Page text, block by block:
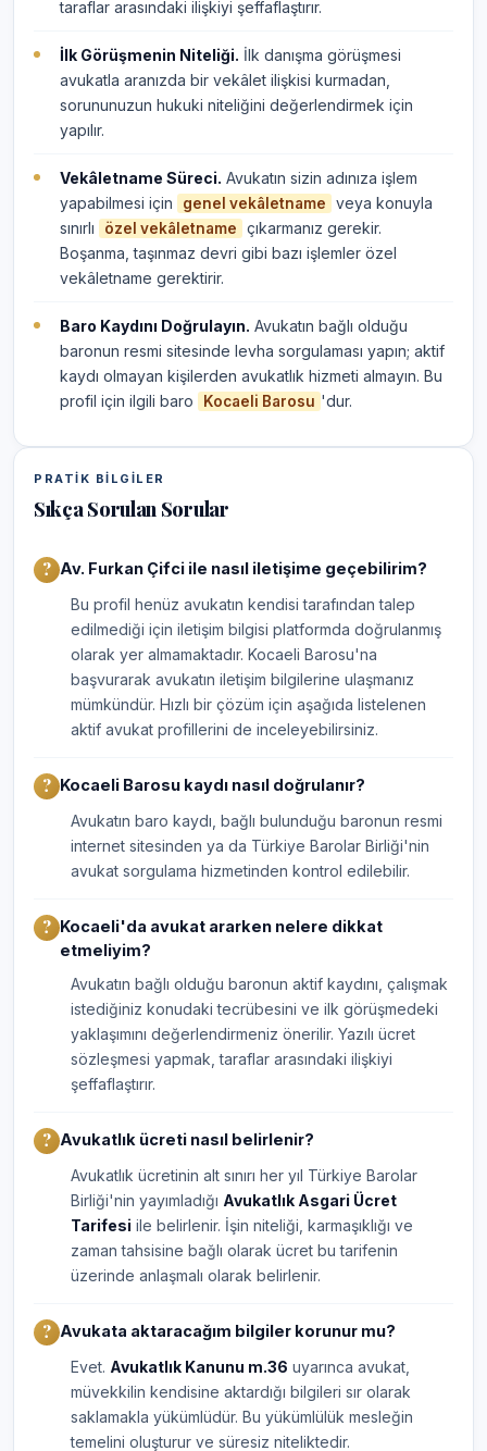
taraflar arasındaki ilişkiyi şeffaflaştırır.
İlk Görüşmenin Niteliği. İlk danışma görüşmesi
avukatla aranızda bir vekâlet ilişkisi kurmadan,
sorununuzun hukuki niteliğini değerlendirmek için
yapılır.
Vekâletname Süreci. Avukatın sizin adınıza işlem
yapabilmesi için
genel vekâletname
veya konuyla
sınırlı
özel vekâletname
çıkarmanız gerekir.
Boşanma, taşınmaz devri gibi bazı işlemler özel
vekâletname gerektirir.
Baro Kaydını Doğrulayın. Avukatın bağlı olduğu
baronun resmi sitesinde levha sorgulaması yapın; aktif
kaydı olmayan kişilerden avukatlık hizmeti almayın. Bu
profil için ilgili baro
Kocaeli Barosu 'dur.
PRATIK BILGILER
Sıkça Sorulan Sorular
Av. Furkan Çifci ile nasıl iletişime geçebilirim?
Bu profil henüz avukatın kendisi tarafından talep
edilmediği için iletişim bilgisi platformda doğrulanmış
olarak yer almamaktadır. Kocaeli Barosu'na
başvurarak avukatın iletişim bilgilerine ulaşmanız
mümkündür. Hızlı bir çözüm için aşağıda listelenen
aktif avukat profillerini de inceleyebilirsiniz.
Kocaeli Barosu kaydı nasıl doğrulanır?
Avukatın baro kaydı, bağlı bulunduğu baronun resmi
internet sitesinden ya da Türkiye Barolar Birliği'nin
avukat sorgulama hizmetinden kontrol edilebilir.
Kocaeli'da avukat ararken nelere dikkat
etmeliyim?
Avukatın bağlı olduğu baronun aktif kaydını, çalışmak
istediğiniz konudaki tecrübesini ve ilk görüşmedeki
yaklaşımını değerlendirmeniz önerilir. Yazılı ücret
sözleşmesi yapmak, taraflar arasındaki ilişkiyi
şeffaflaştırır.
Avukatlık ücreti nasıl belirlenir?
Avukatlık ücretinin alt sınırı her yıl Türkiye Barolar
Birliği'nin yayımladığı Avukatlık Asgari Ücret
Tarifesi ile belirlenir. İşin niteliği, karmaşıklığı ve
zaman tahsisine bağlı olarak ücret bu tarifenin
üzerinde anlaşmalı olarak belirlenir.
Avukata aktaracağım bilgiler korunur mu?
Evet. Avukatlık Kanunu m.36 uyarınca avukat,
müvekkilin kendisine aktardığı bilgileri sır olarak
saklamakla yükümlüdür. Bu yükümlülük mesleğin
temelini oluşturur ve süresiz niteliktedir.